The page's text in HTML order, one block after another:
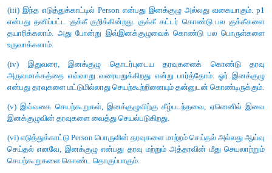
2. List என்றால் என்ன? ஏன் List, Pairs என்று
எடுத்துக்காட்டுடன் விவரி.
விடை.தரவு அருவமாக்கினை ஸ்திரமுடன் செயல்படுத்த,
மொழிகள் பேர்ஸ் எனும் கூட்டு அமைப்பை வழங்குகிறது. இவை
டூபுல்ஸ் ஆகியவற்றால் உருவாக்கப்படுகிறது. பேர்ஸ்சை, லிஸ்ட்
List: